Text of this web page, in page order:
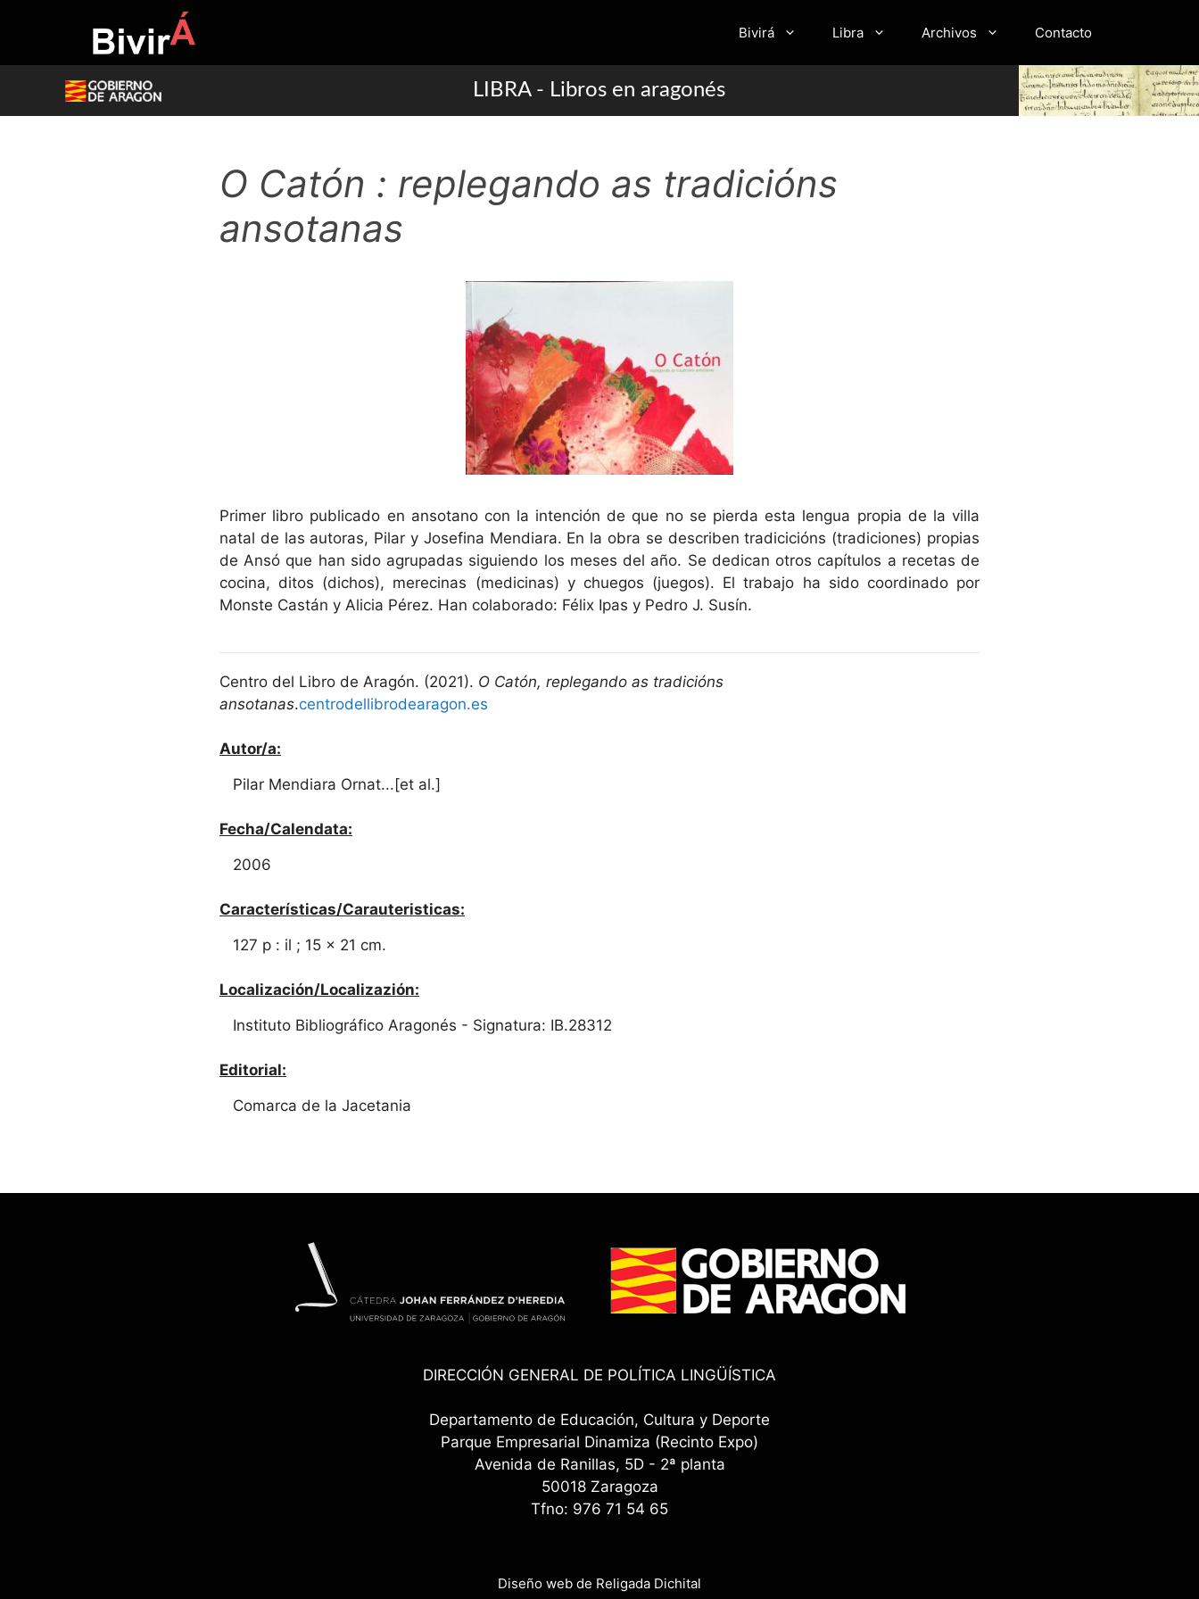
Bivirá Libra Archivos Contacto
LIBRA - Libros en aragonés
O Catón : replegando as tradicións
ansotanas
Primer libro publicado en ansotano con la intención de que no se pierda esta lengua propia de la villa
natal de las autoras, Pilar y Josefina Mendiara. En la obra se describen tradicicións (tradiciones) propias
de Ansó que han sido agrupadas siguiendo los meses del año. Se dedican otros capítulos a recetas de
cocina, ditos (dichos), merecinas (medicinas) y chuegos (juegos). El trabajo ha sido coordinado por
Monste Castán y Alicia Pérez. Han colaborado: Félix Ipas y Pedro J. Susín.
Centro del Libro de Aragón. (2021). O Catón, replegando as tradicións
ansotanas.centrodellibrodearagon.es
Autor/a:
Pilar Mendiara Ornat...[et al.]
Fecha/Calendata:
2006
Características/Carauteristicas:
127 p : il ; 15 x 21 cm.
Localización/Localizazión:
Instituto Bibliográfico Aragonés - Signatura: IB.28312
Editorial:
Comarca de la Jacetania
DIRECCIÓN GENERAL DE POLÍTICA LINGÜÍSTICA
Departamento de Educación, Cultura y Deporte
Parque Empresarial Dinamiza (Recinto Expo)
Avenida de Ranillas, 5D - 2ª planta
50018 Zaragoza
Tfno: 976 71 54 65
Diseño web de Religada Dichital